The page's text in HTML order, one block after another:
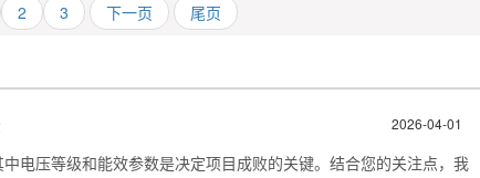
2 3 下一页 尾页
2026-04-01
电压等级和能效参数是决定项目成败的关键。结合您的关注点，我